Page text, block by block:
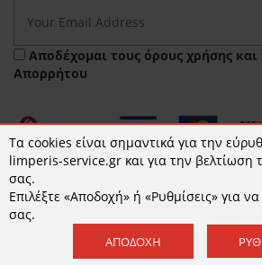
Αποδέχομαι τους όρους χρήσης και
Απορρήτου
© 2026 limperis-service.gr | Κατασκευή
www.qualityweb.gr
Τα cookies είναι σημαντικά για την
limperis-service.gr και για την βελτίωση
σας.
Επιλέξτε «Αποδοχή» ή «Ρυθμίσεις» για να
σας.
ΑΠΟΔΟΧΉ